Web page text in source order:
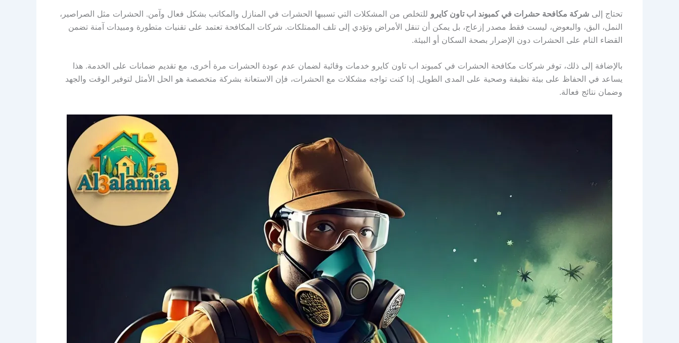
تحتاج إلى شركة مكافحة حشرات في كمبوند اب تاون كايرو للتخلص من المشكلات التي تسببها الحشرات في المنازل والمكاتب بشكل فعال وآمن. الحشرات مثل الصراصير،
النمل، البق، والبعوض، ليست فقط مصدر إزعاج، بل يمكن أن تنقل الأمراض وتؤدي إلى تلف الممتلكات. شركات المكافحة تعتمد على تقنيات متطورة ومبيدات آمنة تضمن
القضاء التام على الحشرات دون الإضرار بصحة السكان أو البيئة.
بالإضافة إلى ذلك، توفر شركات مكافحة الحشرات في كمبوند اب تاون كايرو خدمات وقائية لضمان عدم عودة الحشرات مرة أخرى، مع تقديم ضمانات على الخدمة. هذا
يساعد في الحفاظ على بيئة نظيفة وصحية على المدى الطويل. إذا كنت تواجه مشكلات مع الحشرات، فإن الاستعانة بشركة متخصصة هو الحل الأمثل لتوفير الوقت والجهد
وضمان نتائج فعالة.